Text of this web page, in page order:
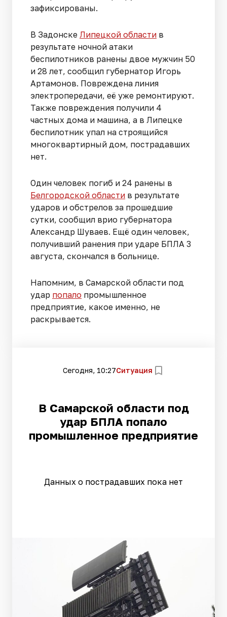
зафиксированы.
В Задонске Липецкой области в
результате ночной атаки
беспилотников ранены двое мужчин 50
и 28 лет, сообщил губернатор Игорь
Артамонов. Повреждена линия
электропередачи, её уже ремонтируют.
Также повреждения получили 4
частных дома и машина, а в Липецке
беспилотник упал на строящийся
многоквартирный дом, пострадавших
нет.
Один человек погиб и 24 ранены в
Белгородской области в результате
ударов и обстрелов за прошедшие
сутки, сообщил врио губернатора
Александр Шуваев. Ещё один человек,
получивший ранения при ударе БПЛА 3
августа, скончался в больнице.
Напомним, в Самарской области под
удар попало промышленное
предприятие, какое именно, не
раскрывается.
Сегодня, 10:27Ситуация
В Самарской области под
удар БПЛА попало
промышленное предприятие
Данных о пострадавших пока нет